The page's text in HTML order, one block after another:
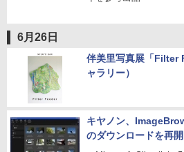
6月26日
伴美里写真展「Filter
ャラリー）
キヤノン、
のダウンロードを再開